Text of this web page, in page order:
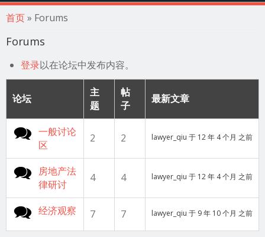
你在这里
首页» Forums
Forums
登录以在论坛中发布内容。
论坛
主
题
帖
子
最新文章
没有新帖子
一般讨论
区
2 2 lawyer_qiu 于 12 年 4 个月 之前
没有新帖子
房地产法
律研讨
4 4 lawyer_qiu 于 12 年 4 个月 之前
没有新帖子
经济观察 7 7 lawyer_qiu 于 9 年 10 个月 之前